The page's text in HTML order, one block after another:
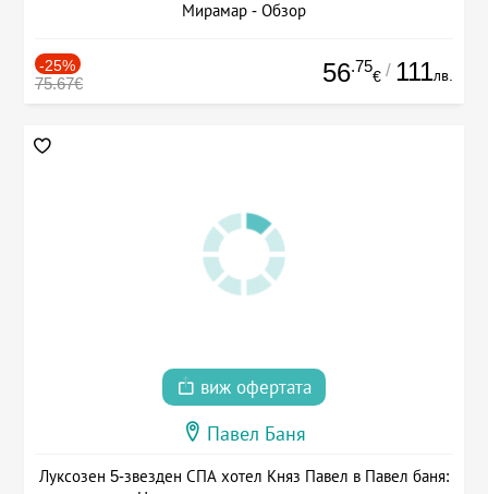
Мирамар - Обзор
-25%
75.67€ 56.75
€ / 111лв.
виж офертата
Павел Баня
Луксозен 5-звезден СПА хотел Княз Павел в Павел баня: